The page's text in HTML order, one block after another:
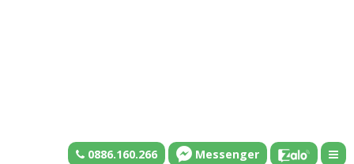
0886.160.266 Messenger